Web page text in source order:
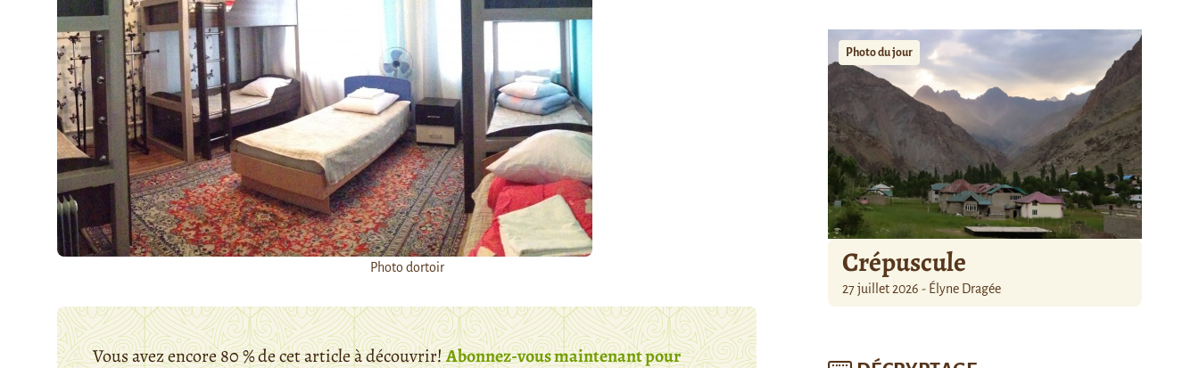
Photo dortoir
Vous avez encore 80 % de cet article à découvrir!Abonnez-vous maintenant pour
Photo du jour
Crépuscule
27 juillet 2026 - Élyne Dragée